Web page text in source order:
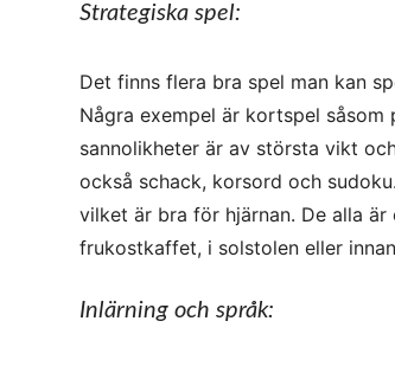
Strategiska spel:
Det finns flera bra spel man kan
Några exempel är kortspel
sannolikheter är av största vikt
också schack, korsord och
vilket är bra för hjärnan. De alla
frukostkaffet, i solstolen eller
Inlärning och språk: